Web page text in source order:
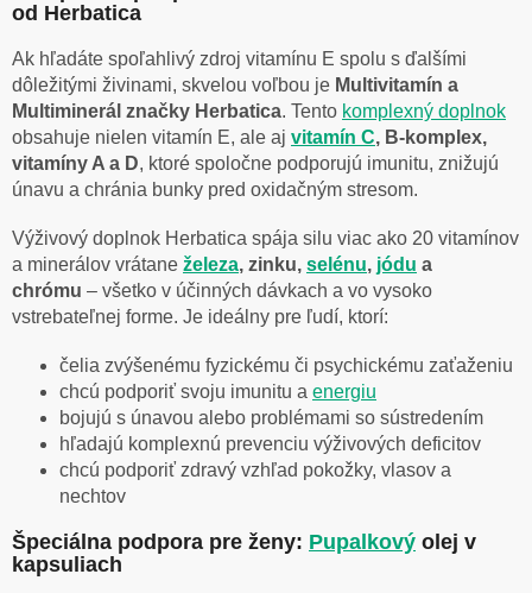
od Herbatica
Ak hľadáte spoľahlivý zdroj vitamínu E spolu s ďalšími
dôležitými živinami, skvelou voľbou je Multivitamín a
Multiminerál značky Herbatica. Tento komplexný doplnok
obsahuje nielen vitamín E, ale aj vitamín C, B-komplex,
vitamíny A a D, ktoré spoločne podporujú imunitu, znižujú
únavu a chránia bunky pred oxidačným stresom.
Výživový doplnok Herbatica spája silu viac ako 20 vitamínov
a minerálov vrátane železa, zinku, selénu, jódu a
chrómu – všetko v účinných dávkach a vo vysoko
vstrebateľnej forme. Je ideálny pre ľudí, ktorí:
čelia zvýšenému fyzickému či psychickému zaťaženiu
chcú podporiť svoju imunitu a energiu
bojujú s únavou alebo problémami so sústredením
hľadajú komplexnú prevenciu výživových deficitov
chcú podporiť zdravý vzhľad pokožky, vlasov a
nechtov
Špeciálna podpora pre ženy: Pupalkový olej v
kapsuliach